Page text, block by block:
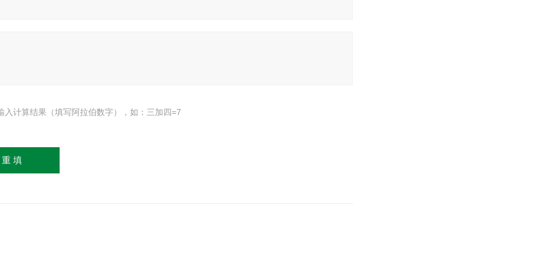
入计算结果（填写阿拉伯数字），如：三加四=7